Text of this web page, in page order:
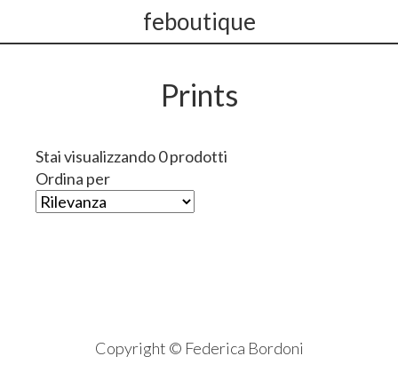
feboutique
Prints
Stai visualizzando 0 prodotti
Ordina per
Copyright © Federica Bordoni